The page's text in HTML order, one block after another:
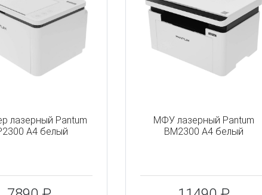
лазерный Pantum
A4 белый
МФУ лазерный Pantum
BM2300 A4 белый